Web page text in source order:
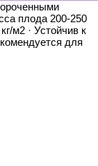
плода 200-250
м2 · Устойчив к
для